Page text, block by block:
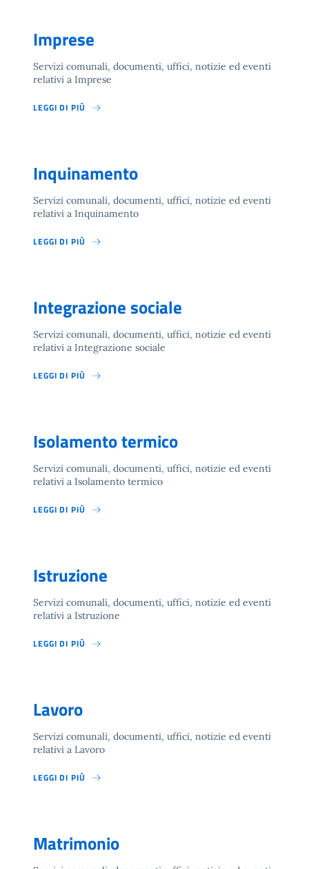
Imprese
Servizi comunali, documenti, uffici, notizie ed eventi
relativi a Imprese
LEGGI DI PIÙ
Inquinamento
Servizi comunali, documenti, uffici, notizie ed eventi
relativi a Inquinamento
LEGGI DI PIÙ
Integrazione sociale
Servizi comunali, documenti, uffici, notizie ed eventi
relativi a Integrazione sociale
LEGGI DI PIÙ
Isolamento termico
Servizi comunali, documenti, uffici, notizie ed eventi
relativi a Isolamento termico
LEGGI DI PIÙ
Istruzione
Servizi comunali, documenti, uffici, notizie ed eventi
relativi a Istruzione
LEGGI DI PIÙ
Lavoro
Servizi comunali, documenti, uffici, notizie ed eventi
relativi a Lavoro
LEGGI DI PIÙ
Matrimonio